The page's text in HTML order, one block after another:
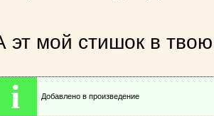
эт мой стишок в
i Добавлено в произведение